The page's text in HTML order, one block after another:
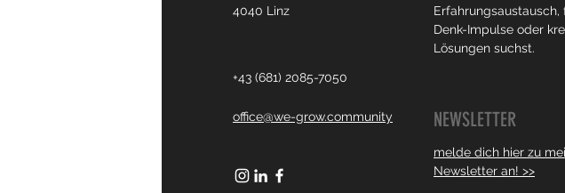
4040 Linz
Erfahrungsaustausch,
Denk-Impulse oder
Lösungen suchst.
+43 (681) 2085-7050
office@we-grow.community NEWSLETTER
melde dich hier zu
Newsletter an! >>